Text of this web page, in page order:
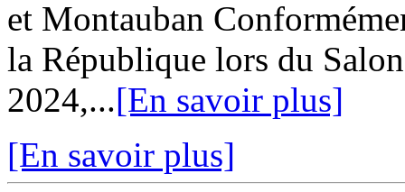
et Montauban
la République lors du
2024,...[En savoir plus]
[En savoir plus]